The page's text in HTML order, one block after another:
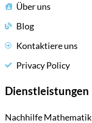
Über uns
Blog
Kontaktiere uns
Privacy Policy
Dienstleistungen
Nachhilfe Mathematik